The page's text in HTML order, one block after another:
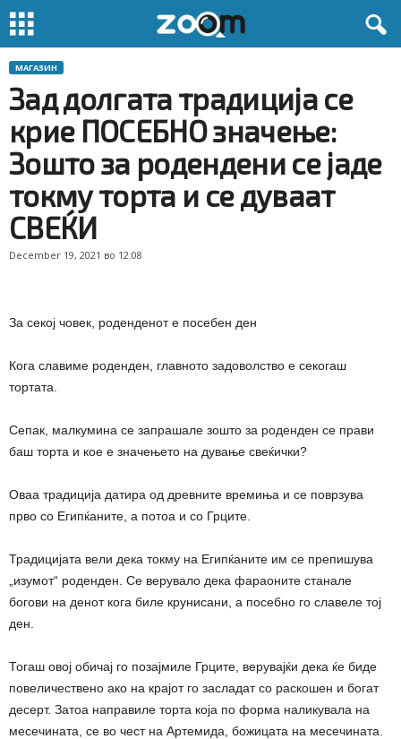
МАГАЗИН
Зад долгата традиција се
крие ПОСЕБНО значење:
Зошто за родендени се јаде
токму торта и се дуваат
СВЕЌИ
December 19, 2021 во 12:08
За секој човек, роденденот е посебен ден
Кога славиме роденден, главното задоволство е секогаш
тортата.
Сепак, малкумина се запрашале зошто за роденден се прави
баш торта и кое е значењето на дување свеќички?
Оваа традиција датира од древните времиња и се поврзува
прво со Египќаните, а потоа и со Грците.
Традицијата вели дека токму на Египќаните им се препишува
„изумот“ роденден. Се верувало дека фараоните станале
богови на денот кога биле крунисани, а посебно го славеле тој
ден.
Тогаш овој обичај го позајмиле Грците, верувајќи дека ќе биде
повеличествено ако на крајот го засладат со раскошен и богат
десерт. Затоа направиле торта која по форма наликувала на
месечината, се во чест на Артемида, божицата на месечината.